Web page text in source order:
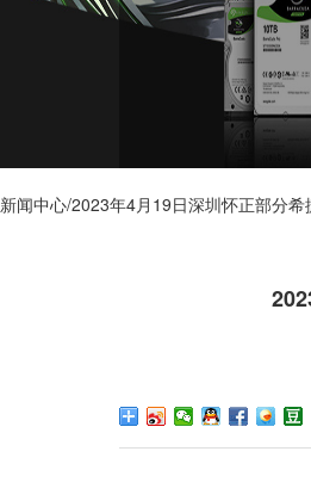
新闻中心/2023年4月19日深圳怀正部分